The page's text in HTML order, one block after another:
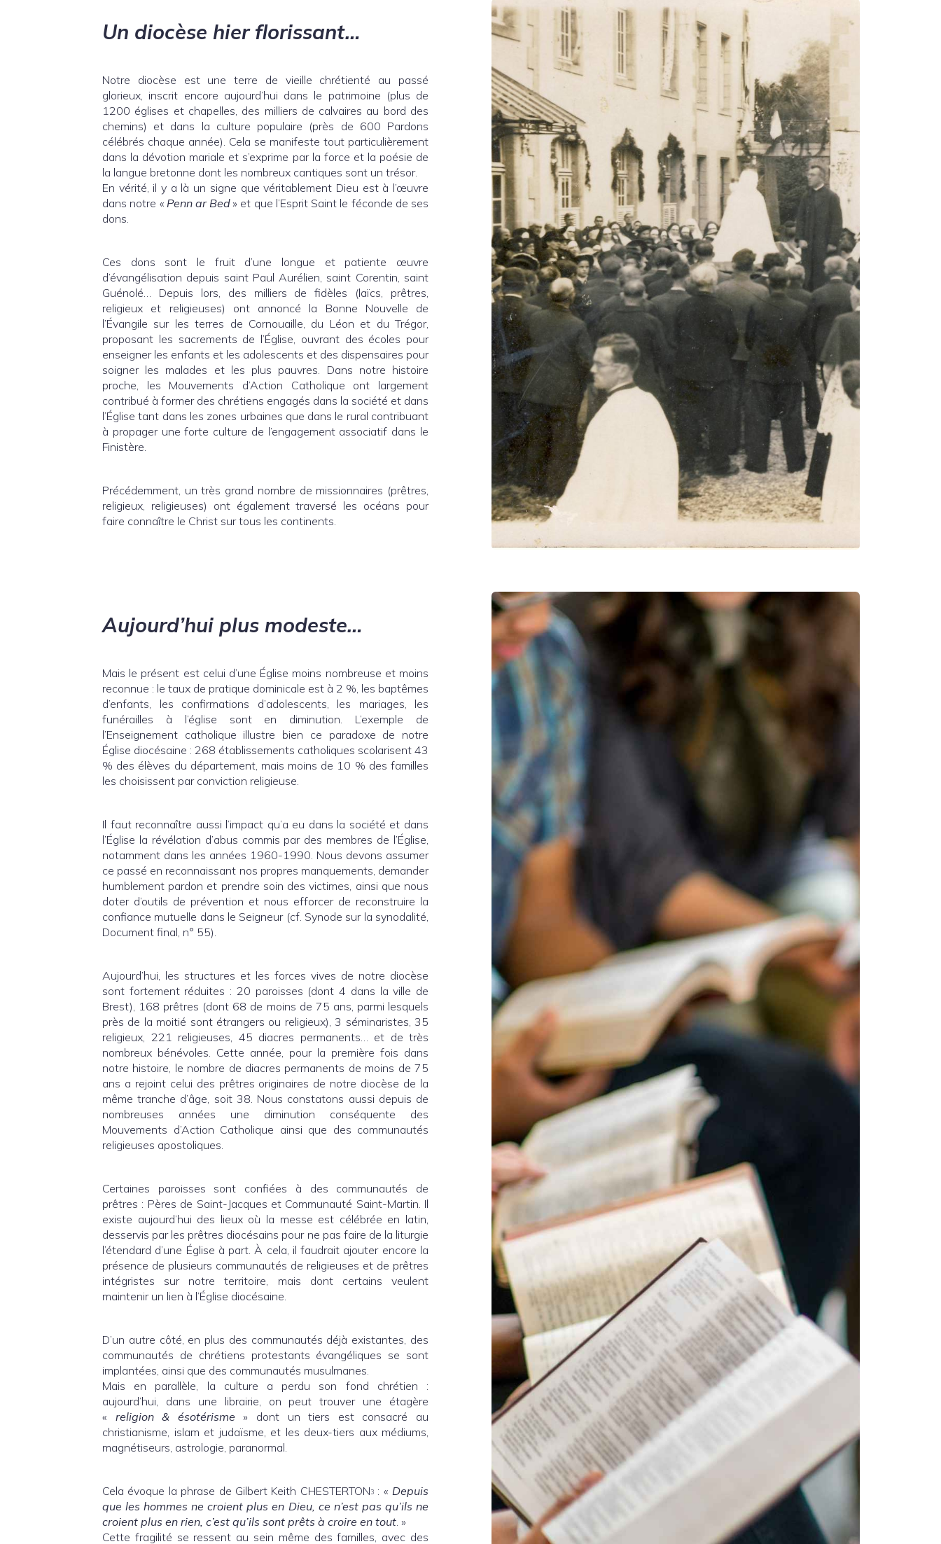
Un diocèse hier florissant…
Notre diocèse est une terre de vieille chrétienté au passé
glorieux, inscrit encore aujourd’hui dans le patrimoine (plus de
1200 églises et chapelles, des milliers de calvaires au bord des
chemins) et dans la culture populaire (près de 600 Pardons
célébrés chaque année). Cela se manifeste tout particulièrement
dans la dévotion mariale et s’exprime par la force et la poésie de
la langue bretonne dont les nombreux cantiques sont un trésor.
En vérité, il y a là un signe que véritablement Dieu est à l’œuvre
dans notre « Penn ar Bed » et que l’Esprit Saint le féconde de ses
dons.
Ces dons sont le fruit d’une longue et patiente œuvre
d’évangélisation depuis saint Paul Aurélien, saint Corentin, saint
Guénolé… Depuis lors, des milliers de fidèles (laïcs, prêtres,
religieux et religieuses) ont annoncé la Bonne Nouvelle de
l’Évangile sur les terres de Cornouaille, du Léon et du Trégor,
proposant les sacrements de l’Église, ouvrant des écoles pour
enseigner les enfants et les adolescents et des dispensaires pour
soigner les malades et les plus pauvres. Dans notre histoire
proche, les Mouvements d’Action Catholique ont largement
contribué à former des chrétiens engagés dans la société et dans
l’Église tant dans les zones urbaines que dans le rural contribuant
à propager une forte culture de l’engagement associatif dans le
Finistère.
Précédemment, un très grand nombre de missionnaires (prêtres,
religieux, religieuses) ont également traversé les océans pour
faire connaître le Christ sur tous les continents.
Aujourd’hui plus modeste…
Mais le présent est celui d’une Église moins nombreuse et moins
reconnue : le taux de pratique dominicale est à 2 %, les baptêmes
d’enfants, les confirmations d’adolescents, les mariages, les
funérailles à l’église sont en diminution. L’exemple de
l’Enseignement catholique illustre bien ce paradoxe de notre
Église diocésaine : 268 établissements catholiques scolarisent 43
% des élèves du département, mais moins de 10 % des familles
les choisissent par conviction religieuse.
Il faut reconnaître aussi l’impact qu’a eu dans la société et dans
l’Église la révélation d’abus commis par des membres de l’Église,
notamment dans les années 1960-1990. Nous devons assumer
ce passé en reconnaissant nos propres manquements, demander
humblement pardon et prendre soin des victimes, ainsi que nous
doter d’outils de prévention et nous efforcer de reconstruire la
confiance mutuelle dans le Seigneur (cf. Synode sur la synodalité,
Document final, n° 55).
Aujourd’hui, les structures et les forces vives de notre diocèse
sont fortement réduites : 20 paroisses (dont 4 dans la ville de
Brest), 168 prêtres (dont 68 de moins de 75 ans, parmi lesquels
près de la moitié sont étrangers ou religieux), 3 séminaristes, 35
religieux, 221 religieuses, 45 diacres permanents… et de très
nombreux bénévoles. Cette année, pour la première fois dans
notre histoire, le nombre de diacres permanents de moins de 75
ans a rejoint celui des prêtres originaires de notre diocèse de la
même tranche d’âge, soit 38. Nous constatons aussi depuis de
nombreuses années une diminution conséquente des
Mouvements d’Action Catholique ainsi que des communautés
religieuses apostoliques.
Certaines paroisses sont confiées à des communautés de
prêtres : Pères de Saint-Jacques et Communauté Saint-Martin. Il
existe aujourd’hui des lieux où la messe est célébrée en latin,
desservis par les prêtres diocésains pour ne pas faire de la liturgie
l’étendard d’une Église à part. À cela, il faudrait ajouter encore la
présence de plusieurs communautés de religieuses et de prêtres
intégristes sur notre territoire, mais dont certains veulent
maintenir un lien à l’Église diocésaine.
D’un autre côté, en plus des communautés déjà existantes, des
communautés de chrétiens protestants évangéliques se sont
implantées, ainsi que des communautés musulmanes.
Mais en parallèle, la culture a perdu son fond chrétien :
aujourd’hui, dans une librairie, on peut trouver une étagère
« religion & ésotérisme » dont un tiers est consacré au
christianisme, islam et judaïsme, et les deux-tiers aux médiums,
magnétiseurs, astrologie, paranormal.
Cela évoque la phrase de Gilbert Keith CHESTERTON3: «Depuis
que les hommes ne croient plus en Dieu, ce n’est pas qu’ils ne
croient plus en rien, c’est qu’ils sont prêts à croire en tout. »
Cette fragilité se ressent au sein même des familles, avec des